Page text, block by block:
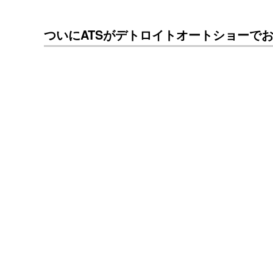
ついにATSがデトロイトオートショーで